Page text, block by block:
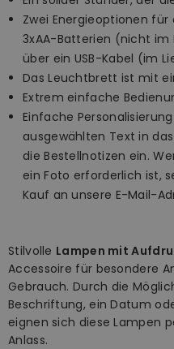
Zwei Energieoptionen
3xAA-Batterien (nicht
über ein USB-Kabel (im
Das Leuchtbrett ist mit
Extrem einfache
Einfache
ausgewählten Text in
die Bestellnotizen ein.
ein Foto erforderlich ist,
Kauf an unsere E-Mail-
Stilvolle Lampen mit
Accessoire für besondere
Gebrauch. Durch die
Beschriftung, ein Datum
eignen sich diese Lampen
Anlass.